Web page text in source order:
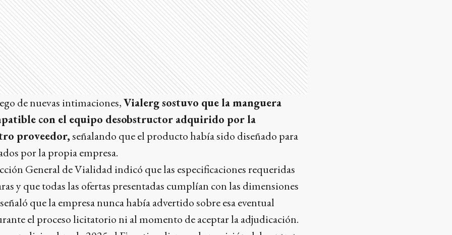
de nuevas intimaciones,Vialerg sostuvo que la manguera
con el equipo desobstructor adquirido por la
proveedor,señalando que el producto había sido diseñado para
por la propia empresa.
General de Vialidad indicó que las especificaciones requeridas
y que todas las ofertas presentadas cumplían con las dimensiones
que la empresa nunca había advertido sobre esa eventual
el proceso licitatorio ni al momento de aceptar la adjudicación.